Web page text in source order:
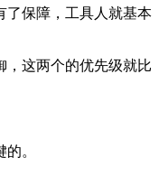
了保障，工具人就基本
，这两个的优先级就比
。